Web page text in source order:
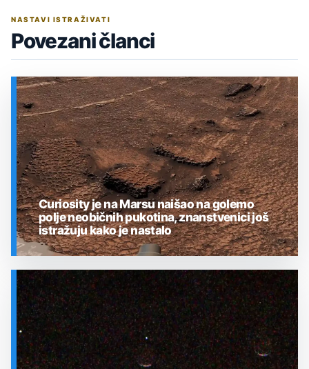
NASTAVI ISTRAŽIVATI
Povezani članci
SVEMIR
Curiosity je na Marsu naišao na golemo
polje neobičnih pukotina, znanstvenici još
istražuju kako je nastalo